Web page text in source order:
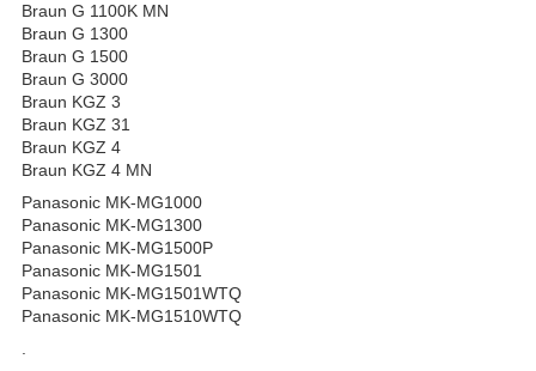
Braun G 1100K MN
Braun G 1300
Braun G 1500
Braun G 3000
Braun KGZ 3
Braun KGZ 31
Braun KGZ 4
Braun KGZ 4 MN
Panasonic MK-MG1000
Panasonic MK-MG1300
Panasonic MK-MG1500P
Panasonic MK-MG1501
Panasonic MK-MG1501WTQ
Panasonic MK-MG1510WTQ
.